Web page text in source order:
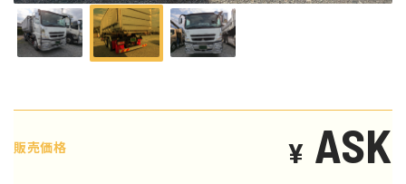
販売価格 ¥ ASK